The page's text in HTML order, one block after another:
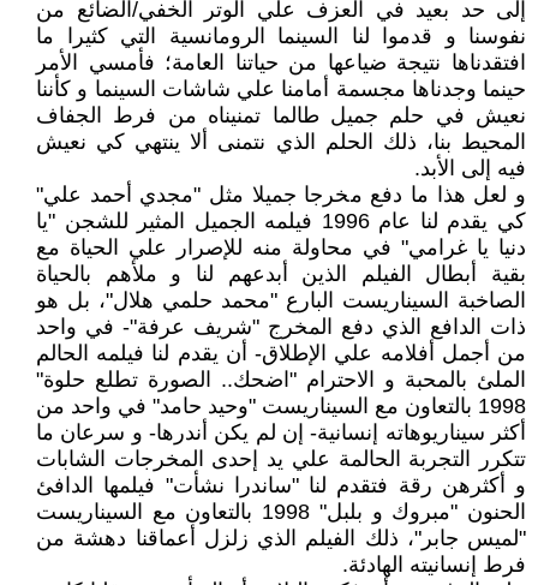
إلى حد بعيد في العزف علي الوتر الخفي/الضائع من
نفوسنا و قدموا لنا السينما الرومانسية التي كثيرا ما
افتقدناها نتيجة ضياعها من حياتنا العامة؛ فأمسي الأمر
حينما وجدناها مجسمة أمامنا علي شاشات السينما و كأننا
نعيش في حلم جميل طالما تمنيناه من فرط الجفاف
المحيط بنا، ذلك الحلم الذي نتمنى ألا ينتهي كي نعيش
فيه إلى الأبد.
و لعل هذا ما دفع مخرجا جميلا مثل "مجدي أحمد علي"
كي يقدم لنا عام 1996 فيلمه الجميل المثير للشجن "يا
دنيا يا غرامي" في محاولة منه للإصرار علي الحياة مع
بقية أبطال الفيلم الذين أبدعهم لنا و ملأهم بالحياة
الصاخبة السيناريست البارع "محمد حلمي هلال"، بل هو
ذات الدافع الذي دفع المخرج "شريف عرفة"- في واحد
من أجمل أفلامه علي الإطلاق- أن يقدم لنا فيلمه الحالم
الملئ بالمحبة و الاحترام "اضحك.. الصورة تطلع حلوة"
1998 بالتعاون مع السيناريست "وحيد حامد" في واحد من
أكثر سيناريوهاته إنسانية- إن لم يكن أندرها- و سرعان ما
تتكرر التجربة الحالمة علي يد إحدى المخرجات الشابات
و أكثرهن رقة فتقدم لنا "ساندرا نشأت" فيلمها الدافئ
الحنون "مبروك و بلبل" 1998 بالتعاون مع السيناريست
"لميس جابر"، ذلك الفيلم الذي زلزل أعماقنا دهشة من
فرط إنسانيته الهادئة.